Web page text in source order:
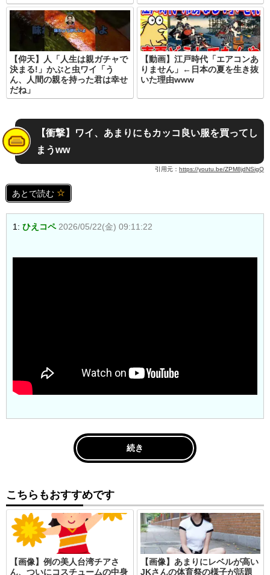
【仰天】人「人生は親ガチャで
決まる!」かぶと虫ワイ「う
ん、人間の親を持った君は幸せ
だね」
【動画】江戸時代「エアコンあ
りません」←日本の夏を生き抜
いた理由www
【衝撃】ワイ、あまりにもカッコ良い服を買ってし
まうww
引用元： https://youtu.be/ZPM8jdNSigQ
あとで読む
1: ひえコペ 2026/05/22(金) 09:11:22
続き
こちらもおすすめです
【画像】例の美人台湾チアさ
ん、ついにコスチュームの中身
【画像】あまりにレベルが高い
JKさんの体育祭の様子が話題